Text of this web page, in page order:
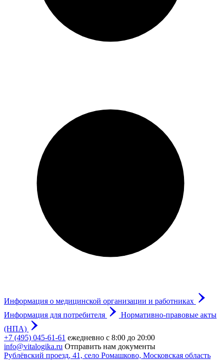
Информация о медицинской организации и работниках
Информация для потребителя
Нормативно-правовые акты
(НПА)
+7 (495) 045-61-61 ежедневно с 8:00 до 20:00
info@vitalogika.ru Отправить нам документы
Рублёвский проезд, 41, село Ромашково, Московская область